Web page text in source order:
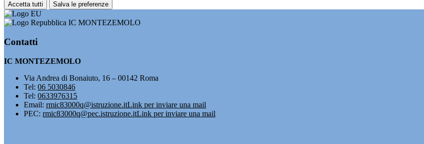
Accetta tutti Salva le preferenze
IC MONTEZEMOLO
Contatti
IC MONTEZEMOLO
Via Andrea di Bonaiuto, 16 – 00142 Roma
Tel: 06 5030846
Tel: 0633976315
Email: rmic83000q@istruzione.itLink per inviare una mail
PEC: rmic83000q@pec.istruzione.itLink per inviare una mail